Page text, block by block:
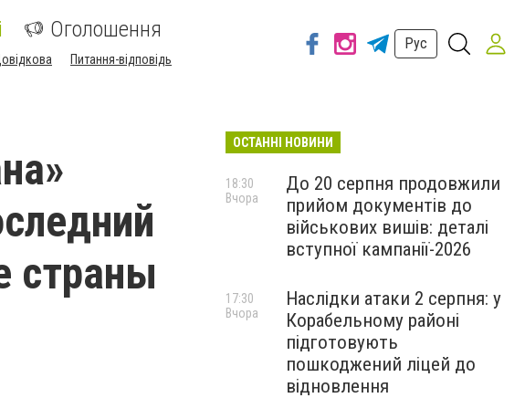
Оголошення
Питання-відповідь
Рус
страны
ОСТАННІ НОВИНИ
До 20 серпня продовжили
прийом документів до
військових вишів: деталі
вступної кампанії-2026
18:30
Вчора
Наслідки атаки 2 серпня: у
Корабельному районі
підготовують
пошкоджений ліцей до
відновлення
17:30
Вчора